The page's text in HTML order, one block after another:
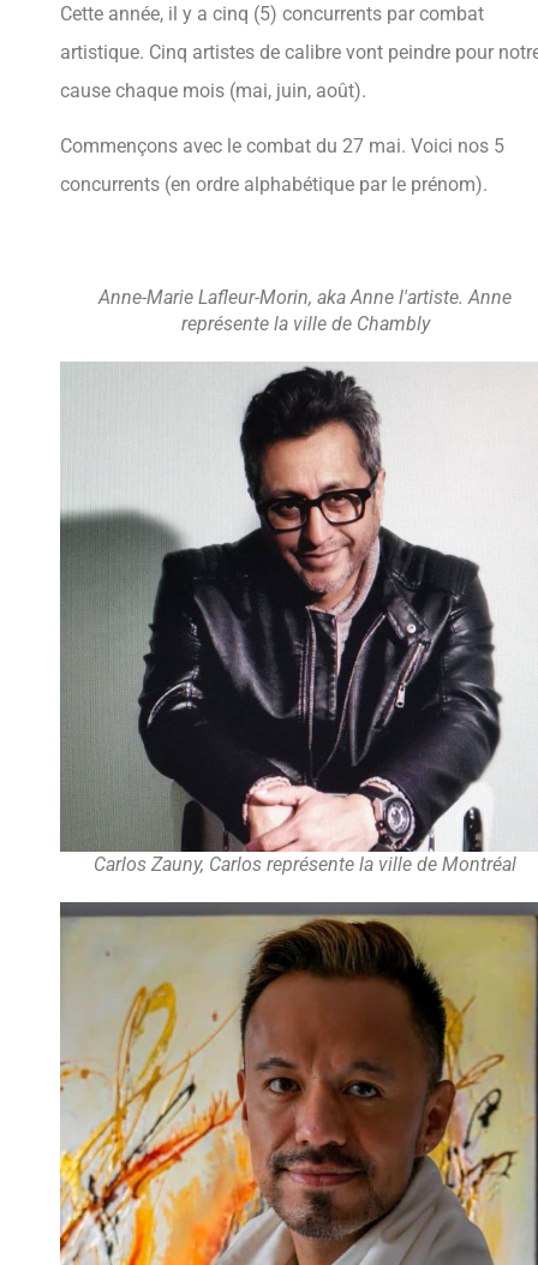
Cette année, il y a cinq (5) concurrents par combat
artistique. Cinq artistes de calibre vont peindre pour
cause chaque mois (mai, juin, août).
Commençons avec le combat du 27 mai. Voici nos 5
concurrents (en ordre alphabétique par le prénom).
Anne-Marie Lafleur-Morin, aka Anne l'artiste. Anne
représente la ville de Chambly
Carlos Zauny, Carlos représente la ville de Montréal